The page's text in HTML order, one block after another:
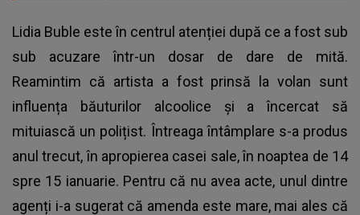
Lidia Buble este în centrul atenției după ce a fost sub
sub acuzare într-un dosar de dare de mită.
Reamintim că artista a fost prinsă la volan sunt
influența băuturilor alcoolice și a încercat să
mituiască un polițist. Întreaga întâmplare s-a produs
anul trecut, în apropierea casei sale, în noaptea de 14
spre 15 ianuarie. Pentru că nu avea acte, unul dintre
agenți i-a sugerat că amenda este mare, mai ales că